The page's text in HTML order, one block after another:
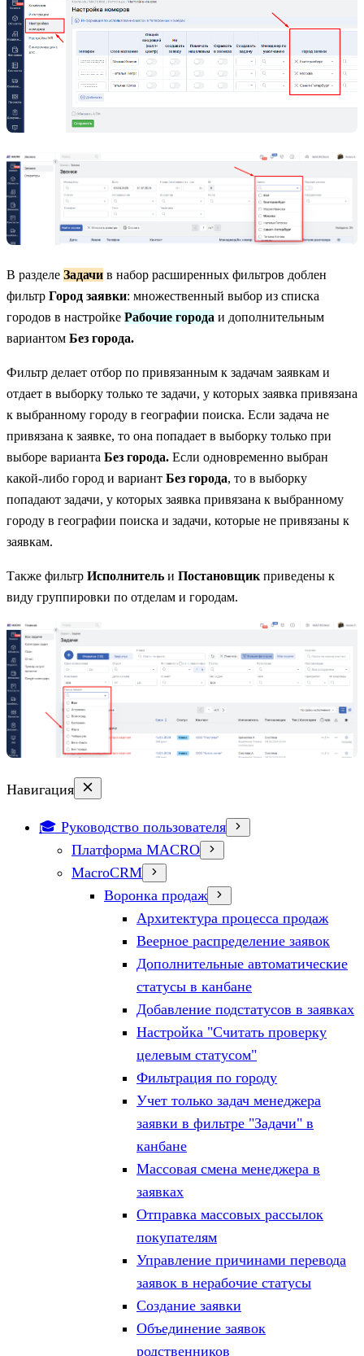
В разделе Задачи в набор расширенных фильтров доблен
фильтр Город заявки: множественный выбор из списка
городов в настройке Рабочие города и дополнительным
вариантом Без города.
Фильтр делает отбор по привязанным к задачам заявкам и
отдает в выборку только те задачи, у которых заявка привязана
к выбранному городу в географии поиска. Если задача не
привязана к заявке, то она попадает в выборку только при
выборе варианта Без города. Если одновременно выбран
какой-либо город и вариант Без города, то в выборку
попадают задачи, у которых заявка привязана к выбранному
городу в географии поиска и задачи, которые не привязаны к
заявкам.
Также фильтр Исполнитель и Постановщик приведены к
виду группировки по отделам и городам.
Навигация
🎓 Руководство пользователя
Платформа MACRO
MacroCRM
Воронка продаж
Архитектура процесса продаж
Веерное распределение заявок
Дополнительные автоматические
статусы в канбане
Добавление подстатусов в заявках
Настройка "Считать проверку
целевым статусом"
Фильтрация по городу
Учет только задач менеджера
заявки в фильтре "Задачи" в
канбане
Массовая смена менеджера в
заявках
Отправка массовых рассылок
покупателям
Управление причинами перевода
заявок в нерабочие статусы
Создание заявки
Объединение заявок
родственников